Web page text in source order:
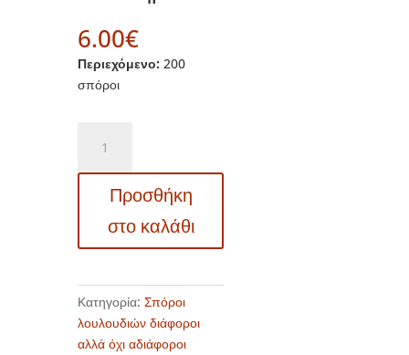
6.00€
Περιεχόμενο: 200
σπόροι
6030
Oenothera
speciosaΠροσθήκη
στο καλάθι
Κατηγορία: Σπόροι
λουλουδιών διάφοροι
αλλά όχι αδιάφοροι